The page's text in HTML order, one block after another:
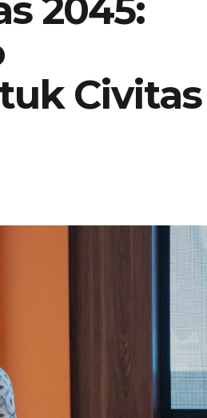
2045:
Civitas